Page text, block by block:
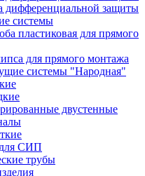
дифференциальной защиты
системы
пластиковая для прямого
для прямого монтажа
системы "Народная"
двустенные
СИП
трубы